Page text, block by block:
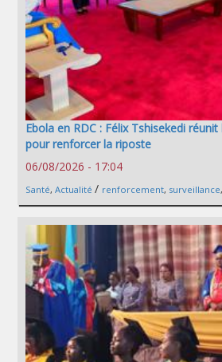
Ebola en RDC : Félix Tshisekedi réunit
pour renforcer la riposte
06/08/2026 - 17:04
Santé, Actualité / renforcement, surveillance,